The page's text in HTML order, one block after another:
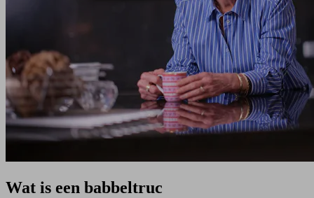
Wat is een babbeltruc